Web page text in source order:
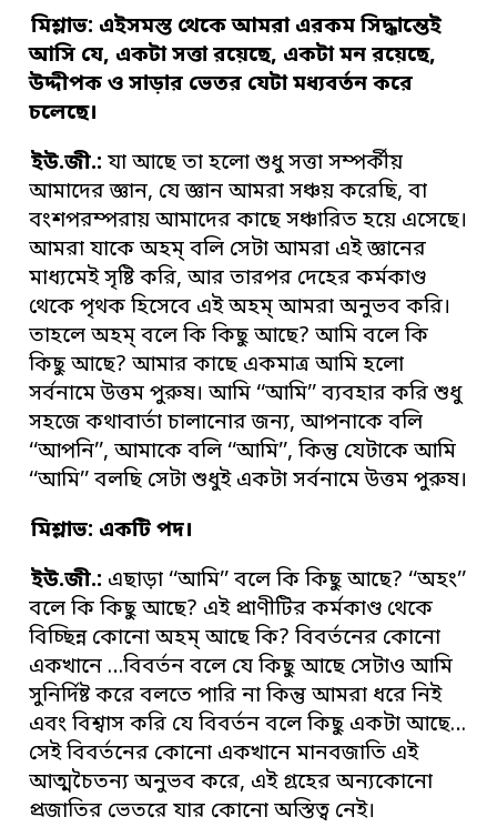
মিশ্লাভ: এইসমস্ত থেকে আমরা এরকম সিদ্ধান্তেই
আসি যে, একটা সত্তা রয়েছে, একটা মন রয়েছে,
উদ্দীপক ও সাড়ার ভেতর যেটা মধ্যবর্তন করে
চলেছে।
ইউ.জী.: যা আছে তা হলো শুধু সত্তা সম্পর্কীয়
আমাদের জ্ঞান, যে জ্ঞান আমরা সঞ্চয় করেছি, বা
বংশপরম্পরায় আমাদের কাছে সঞ্চারিত হয়ে এসেছে।
আমরা যাকে অহম্ বলি সেটা আমরা এই জ্ঞানের
মাধ্যমেই সৃষ্টি করি, আর তারপর দেহের কর্মকাণ্ড
থেকে পৃথক হিসেবে এই অহম্ আমরা অনুভব করি।
তাহলে অহম্ বলে কি কিছু আছে? আমি বলে কি
কিছু আছে? আমার কাছে একমাত্র আমি হলো
সর্বনামে উত্তম পুরুষ। আমি ‘‘আমি’’ ব্যবহার করি শুধু
সহজে কথাবার্তা চালানোর জন্য, আপনাকে বলি
‘‘আপনি’’, আমাকে বলি ‘‘আমি’’, কিন্তু যেটাকে আমি
‘‘আমি’’ বলছি সেটা শুধুই একটা সর্বনামে উত্তম পুরুষ।
মিশ্লাভ: একটি পদ।
ইউ.জী.: এছাড়া ‘‘আমি’’ বলে কি কিছু আছে? ‘‘অহং’’
বলে কি কিছু আছে? এই প্রাণীটির কর্মকাণ্ড থেকে
বিচ্ছিন্ন কোনো অহম্ আছে কি? বিবর্তনের কোনো
একখানে …বিবর্তন বলে যে কিছু আছে সেটাও আমি
সুনির্দিষ্ট করে বলতে পারি না কিন্তু আমরা ধরে নিই
এবং বিশ্বাস করি যে বিবর্তন বলে কিছু একটা আছে…
সেই বিবর্তনের কোনো একখানে মানবজাতি এই
আত্মচৈতন্য অনুভব করে, এই গ্রহের অন্যকোনো
প্রজাতির ভেতরে যার কোনো অস্তিত্ব নেই।